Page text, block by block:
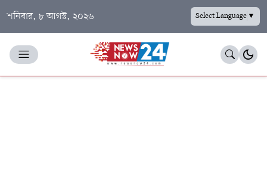
শনিবার, ৮ আগস্ট, ২০২৬ Select Language▼